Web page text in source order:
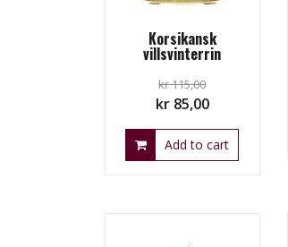
Korsikansk
villsvinterrin
kr115,00
Original
price
was:
kr85,00Current
price
is:
Add to cart